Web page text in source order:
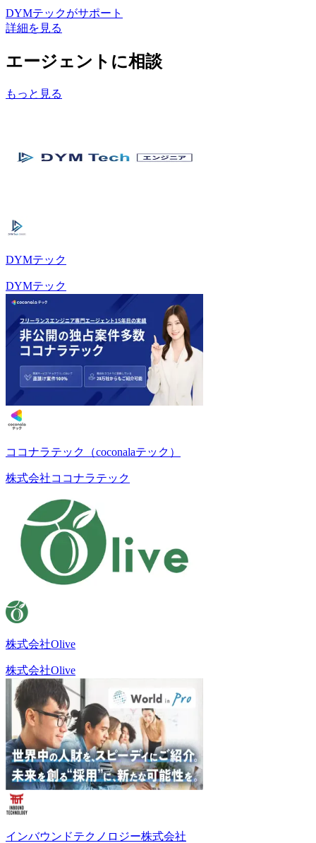
DYMテックがサポート
詳細を見る
エージェントに相談
もっと見る
DYMテック
DYMテック
ココナラテック（coconalaテック）
株式会社ココナラテック
株式会社Olive
株式会社Olive
インバウンドテクノロジー株式会社